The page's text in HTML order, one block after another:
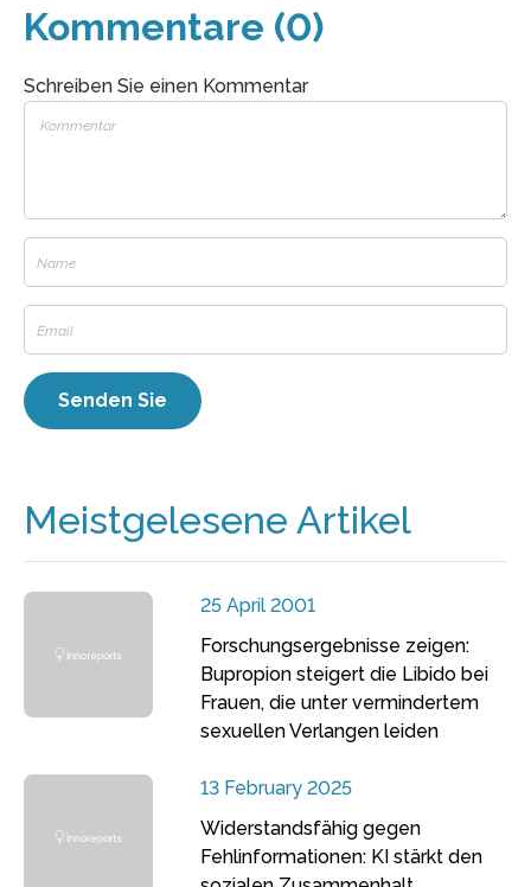
Kommentare (0)
Schreiben Sie einen Kommentar
Meistgelesene Artikel
25 April 2001
Forschungsergebnisse zeigen:
Bupropion steigert die Libido bei
Frauen, die unter vermindertem
sexuellen Verlangen leiden
13 February 2025
Widerstandsfähig gegen
Fehlinformationen: KI stärkt den